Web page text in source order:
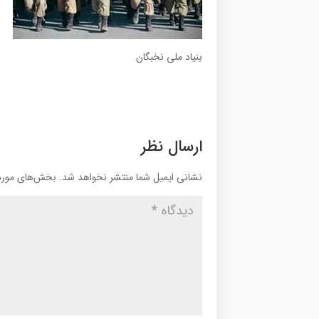
بنیاد ملی نخبگان
ارسال نظر
نشانی ایمیل شما منتشر نخواهد شد. بخش‌های